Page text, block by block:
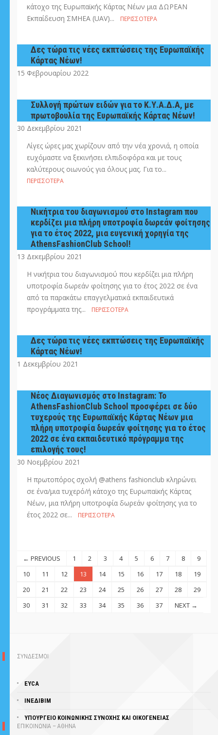
κάτοχο της Ευρωπαϊκής Κάρτας Νέων μια ΔΩΡΕΑΝ
Εκπαίδευση ΣΜΗΕΑ (UAV)...
ΠΕΡΙΣΣΌΤΕΡΑ
Δες τώρα τις νέες εκπτώσεις της Ευρωπαϊκής
Κάρτας Νέων!
15 Φεβρουαρίου 2022
Συλλογή πρώτων ειδών για το Κ.Υ.Α.Δ.Α, με
πρωτοβουλία της Ευρωπαϊκής Κάρτας Νέων!
30 Δεκεμβρίου 2021
Λίγες ώρες μας χωρίζουν από την νέα χρονιά, η οποία
ευχόμαστε να ξεκινήσει ελπιδοφόρα και με τους
καλύτερους οιωνούς για όλους μας. Για το...
ΠΕΡΙΣΣΌΤΕΡΑ
Nικήτρια του διαγωνισμού στο Instagram που
κερδίζει μια πλήρη υποτροφία δωρεάν φοίτησης
για το έτος 2022, μια ευγενική χορηγία της
AthensFashionClub School!
13 Δεκεμβρίου 2021
Η νικήτρια του διαγωνισμού που κερδίζει μια πλήρη
υποτροφία δωρεάν φοίτησης για το έτος 2022 σε ένα
από τα παρακάτω επαγγελματικά εκπαιδευτικά
προγράμματα της...
ΠΕΡΙΣΣΌΤΕΡΑ
Δες τώρα τις νέες εκπτώσεις της Ευρωπαϊκής
Κάρτας Νέων!
1 Δεκεμβρίου 2021
Νέος Διαγωνισμός στο Instagram: Το
AthensFashionClub School προσφέρει σε δύο
τυχερούς της Ευρωπαϊκής Κάρτας Νέων μια
πλήρη υποτροφία δωρεάν φοίτησης για το έτος
2022 σε ένα εκπαιδευτικό πρόγραμμα της
επιλογής τους!
30 Νοεμβρίου 2021
H πρωτοπόρος σχολή @athens fashionclub κληρώνει
σε ένα/μια τυχερό/ή κάτοχο της Ευρωπαϊκής Κάρτας
Νέων, μια πλήρη υποτροφία δωρεάν φοίτησης για το
έτος 2022 σε...
ΠΕΡΙΣΣΌΤΕΡΑ
← PREVIOUS 1 2 3 4 5 6 7 8
9
10
11 12 13 14 15 16 17 18
19
20
21 22 23 24 25 26 27 28
29
30
31 32 33 34 35 36 37 NEXT →
ΣΥΝΔΕΣΜΟΙ
EYCA
ΙΝΕΔΙΒΙΜ
ΥΠΟΥΡΓΕΊΟ ΚΟΙΝΩΝΙΚΗΣ ΣΥΝΟΧΗΣ ΚΑΙ ΟΙΚΟΓΕΝΕΙΑΣ
ΕΠΙΚΟΙΝΩΝΙΑ – ΑΘΗΝΑ